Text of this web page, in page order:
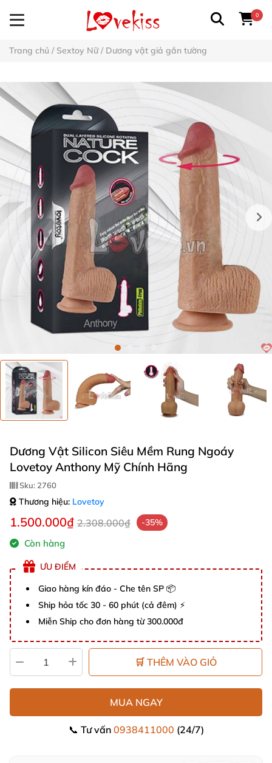
0
Trang chủ / Sextoy Nữ/ Dương vật giả gắn tường
Dương Vật Silicon Siêu Mềm Rung Ngoáy
Lovetoy Anthony Mỹ Chính Hãng
Sku: 2760
Thương hiệu: Lovetoy
1.500.000₫ 2.308.000₫ -35%
Còn hàng
ƯU ĐIỂM
Giao hàng kín đáo - Che tên SP 📦
Ship hỏa tốc 30 - 60 phút (cả đêm) ⚡
Miễn Ship cho đơn hàng từ 300.000đ
🛒 THÊM VÀO GIỎ
MUA NGAY
📞 Tư vấn 0938411000 (24/7)